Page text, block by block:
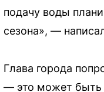
подачу воды
сезона», —
Глава города
— это может быть